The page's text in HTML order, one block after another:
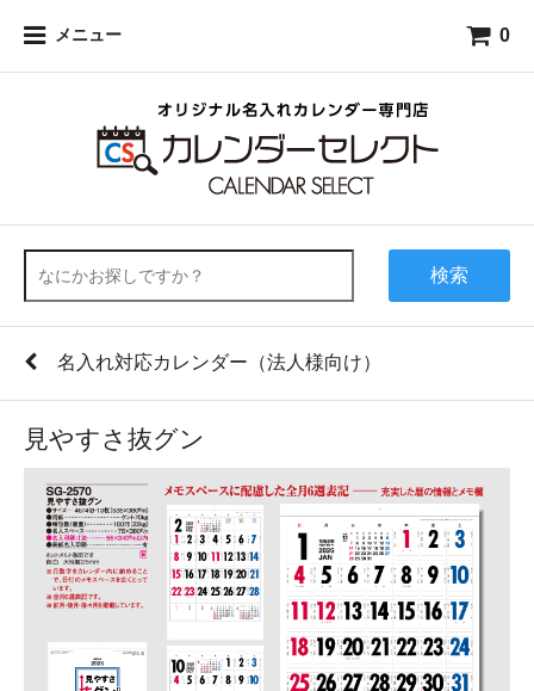
メニュー 0
検索
名入れ対応カレンダー（法人様向け）
見やすさ抜グン